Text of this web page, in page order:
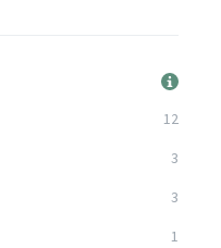
12
3
3
1